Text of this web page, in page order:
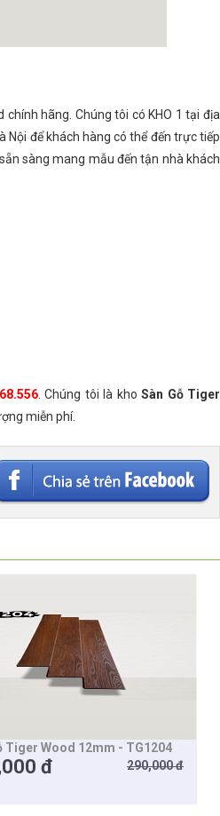
hãng. Chúng tôi có KHO 1 tại địa
Nội để khách hàng có thể đến trực tiếp
sàng mang mẫu đến tận nhà khách
. Chúng tôi là khoSàn Gỗ Tiger
miễn phí.
Tiger Wood 12mm - TG1204
290,000 đ
đ